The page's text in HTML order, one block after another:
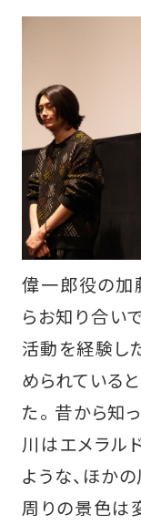
偉一郎役の加
らお知り合い
活動を経験し
められている
た。 昔から知
川はエメラル
ような、ほか
周りの景色は